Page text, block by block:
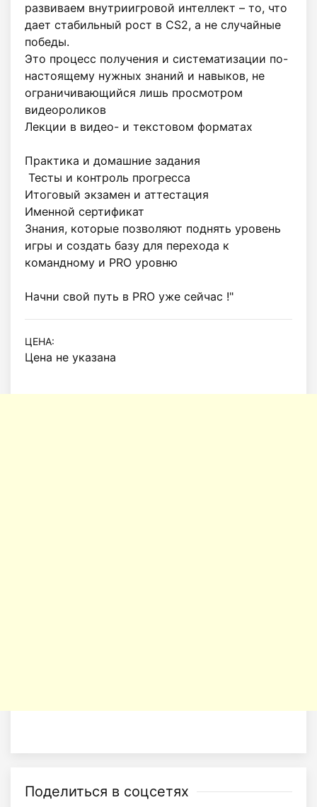
развиваем внутриигровой интеллект – то, что
дает стабильный рост в CS2, а не случайные
победы.
Это процесс получения и систематизации по-
настоящему нужных знаний и навыков, не
ограничивающийся лишь просмотром
видеороликов
Лекции в видео- и текстовом форматах
Практика и домашние задания
Итоговый экзамен и аттестация
Именной сертификат
Знания, которые позволяют поднять уровень
игры и создать базу для перехода к
командному и PRO уровню
ЦЕНА:
Цена не указана
Поделиться в соцсетях